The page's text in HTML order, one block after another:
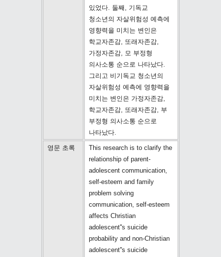
있었다. 둘째, 기독교
청소년의 자살위험성 예측에
영향력을 미치는 변인은
학교자존감, 또래자존감,
가정자존감, 모 부정형
의사소통 순으로 나타났다.
그리고 비기독교 청소년의
자살위험성 예측에 영향력을
미치는 변인은 가정자존감,
학교자존감, 또래자존감, 부
부정형 의사소통 순으로
나타났다.
영문 초록
This research is to clarify the
relationship of parent-
adolescent communication,
self-esteem and family
problem solving
communication, self-esteem
affects Christian
adolescent''s suicide
probability and non-Christian
adolescent''s suicide